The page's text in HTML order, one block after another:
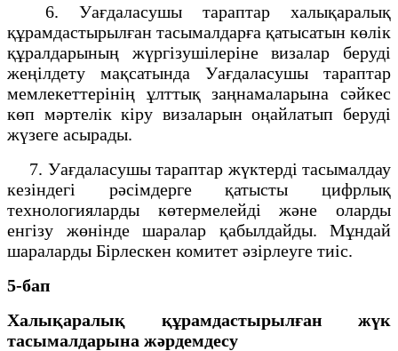
6. Уағдаласушы тараптар халықаралық
құрамдастырылған тасымалдарға қатысатын көлік
құралдарының жүргізушілеріне визалар беруді
жеңілдету мақсатында Уағдаласушы тараптар
мемлекеттерінің ұлттық заңнамаларына сәйкес
көп мәртелік кіру визаларын оңайлатып беруді
жүзеге асырады.
7. Уағдаласушы тараптар жүктерді тасымалдау
кезіндегі рәсімдерге қатысты цифрлық
технологияларды көтермелейді және оларды
енгізу жөнінде шаралар қабылдайды. Мұндай
шараларды Бірлескен комитет әзірлеуге тиіс.
5-бап
Халықаралық құрамдастырылған жүк
тасымалдарына жәрдемдесу